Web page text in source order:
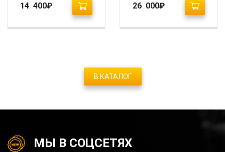
14 400₽ 26 000₽
В КАТАЛОГ
МЫ В СОЦСЕТЯХ